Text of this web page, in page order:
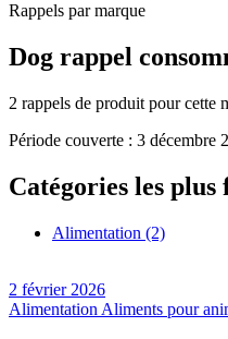
Rappels par marque
Dog rappel
2 rappels de produit pour cette
Période couverte : 3 décembre
Catégories les plus
Alimentation (2)
2 février 2026
Alimentation Aliments pour